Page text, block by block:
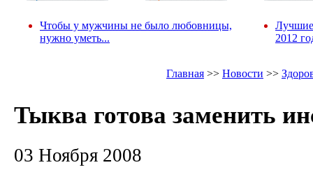
Чтобы у мужчины не было любовницы,
нужно уметь...
Лучшие
2012
Главная >> Новости >>
Тыква готова заменить
03 Ноября 2008